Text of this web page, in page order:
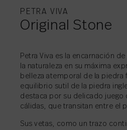
COMPARTIR→
PETRA VIVA
Original Stone
Petra Viva es la encarnación
la naturaleza en su máxima
belleza atemporal de la piedra
equilibrio sutil de la piedra
destaca por su delicado juego
cálidas, que transitan entre el
Sus vetas, como un trazo